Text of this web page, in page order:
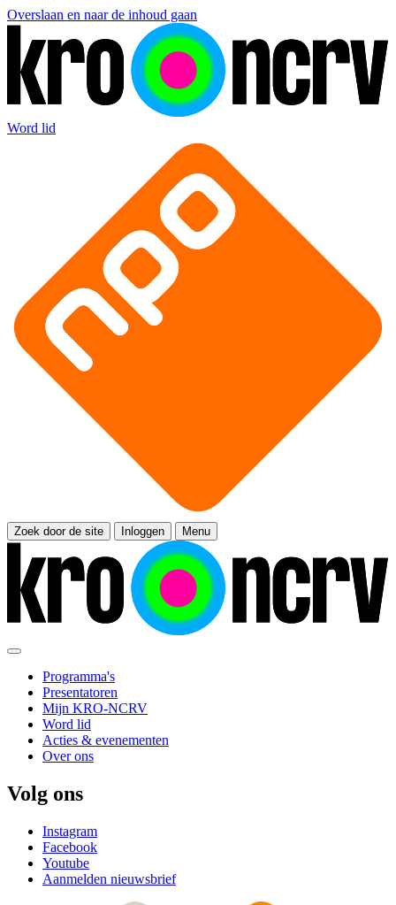
Overslaan en naar de inhoud gaan
Word lid
Zoek door de site Inloggen Menu
Programma's
Presentatoren
Mijn KRO-NCRV
Word lid
Acties & evenementen
Over ons
Volg ons
Instagram
Facebook
Youtube
Aanmelden nieuwsbrief